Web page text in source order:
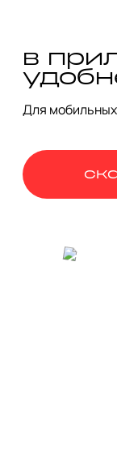
совмещение
над которыми
Палатах.
Предлагаем
в
Для